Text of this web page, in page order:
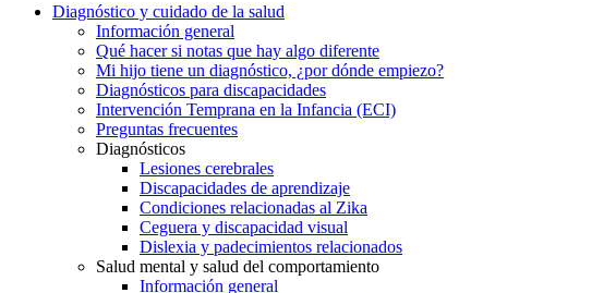
Diagnóstico y cuidado de la salud
Información general
Qué hacer si notas que hay algo diferente
Mi hijo tiene un diagnóstico, ¿por dónde empiezo?
Diagnósticos para discapacidades
Intervención Temprana en la Infancia (ECI)
Preguntas frecuentes
Diagnósticos
Lesiones cerebrales
Discapacidades de aprendizaje
Condiciones relacionadas al Zika
Ceguera y discapacidad visual
Dislexia y padecimientos relacionados
Salud mental y salud del comportamiento
Información general